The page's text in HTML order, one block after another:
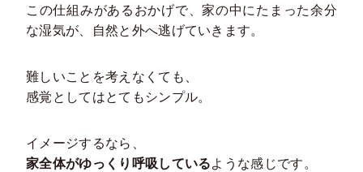
この仕組みがあるおかげで、家の中にたまった余分
な湿気が、自然と外へ逃げていきます。
難しいことを考えなくても、
感覚としてはとてもシンプル。
イメージするなら、
家全体がゆっくり呼吸しているような感じです。